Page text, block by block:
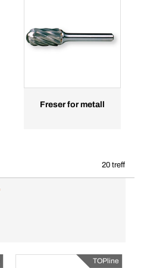
Freser for metall
20 treff
TOPline